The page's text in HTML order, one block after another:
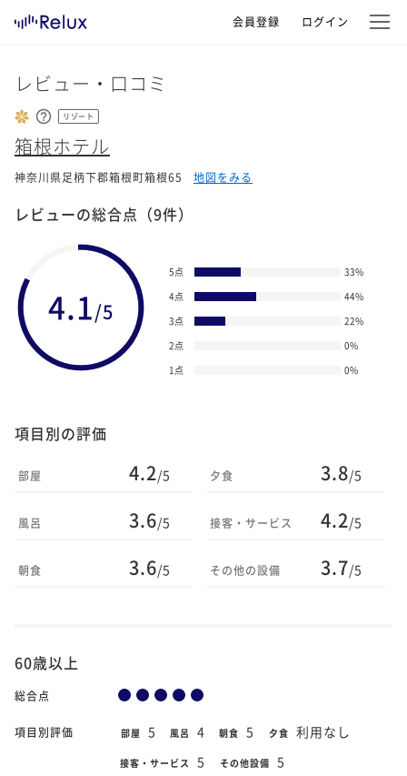
会員登録 ログイン
レビュー・口コミ
リゾート
箱根ホテル
神奈川県足柄下郡箱根町箱根65 地図をみる
レビューの総合点 （9件）
4.1/5
5点 33%
4点
44%
3点
22%
2点
0%
1点
0%
項目別の評価
部屋 4.2/5
風呂 3.6/5
朝食 3.6/5
夕食 3.8/5
接客・サービス 4.2/5
その他の設備 3.7/5
60歳以上
総合点
項目別評価 部屋 5 風呂 4 朝食 5 夕食 利用なし
接客・サービス 5 その他設備 5